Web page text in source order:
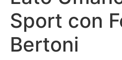
Sport con
Bertoni